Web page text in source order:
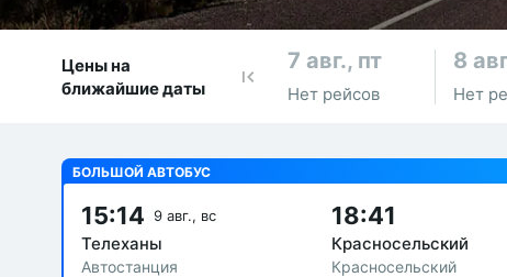
Цены на
ближайшие даты
7 авг., пт
Нет рейсов
8
Нет
БОЛЬШОЙ АВТОБУС
15:14 9 авг., вс
Телеханы
Автостанция
18:41
Красносельский
Красносельский